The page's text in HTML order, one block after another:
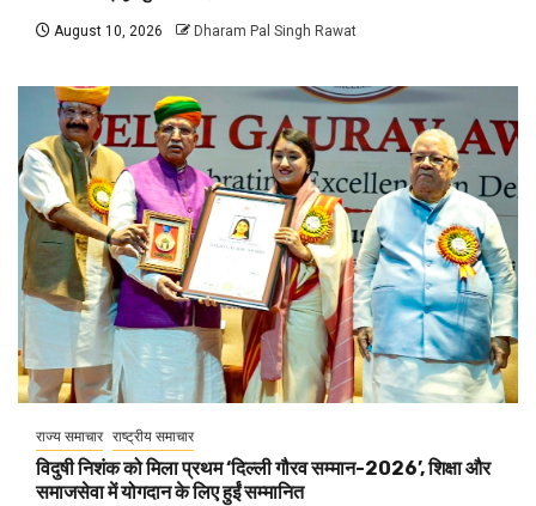
August 10, 2026 Dharam Pal Singh Rawat
राज्य समाचार राष्ट्रीय समाचार
विदुषी निशंक को मिला प्रथम ‘दिल्ली गौरव सम्मान-2026’, शिक्षा और
समाजसेवा में योगदान के लिए हुईं सम्मानित